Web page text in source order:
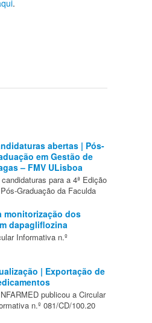
.
abertas | Pós-
em Gestão de
– FMV ULisboa
para a 4ª Edição
Graduação da Faculda
monitorização dos
dapagliflozina
Informativa n.º
| Exportação de
publicou a Circular
n.º 081/CD/100.20